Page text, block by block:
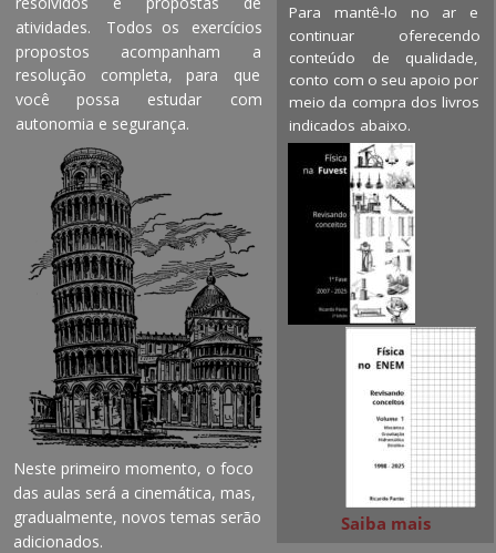
atividades.
Todos os
exercícios
propostos
acompanham
a
resolução
completa, para
que
você
possa estudar
com
autonomia e segurança.
Para
mantê-lo no ar
e
continuar
oferecendo
conteúdo
de
qualidade,
conto com o seu apoio por
meio da compra dos livros
indicados abaixo.
Saiba mais
Neste primeiro momento, o foco
das aulas será a cinemática, mas,
gradualmente, novos temas serão
adicionados.